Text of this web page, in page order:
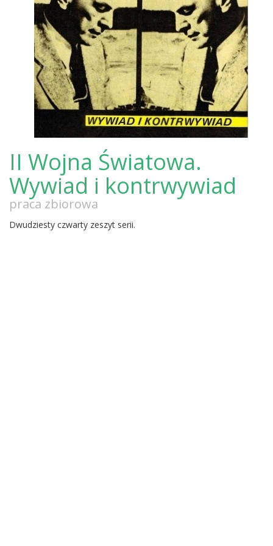
II Wojna Światowa.
Wywiad i kontrwywiad
praca zbiorowa
Dwudziesty czwarty zeszyt serii.